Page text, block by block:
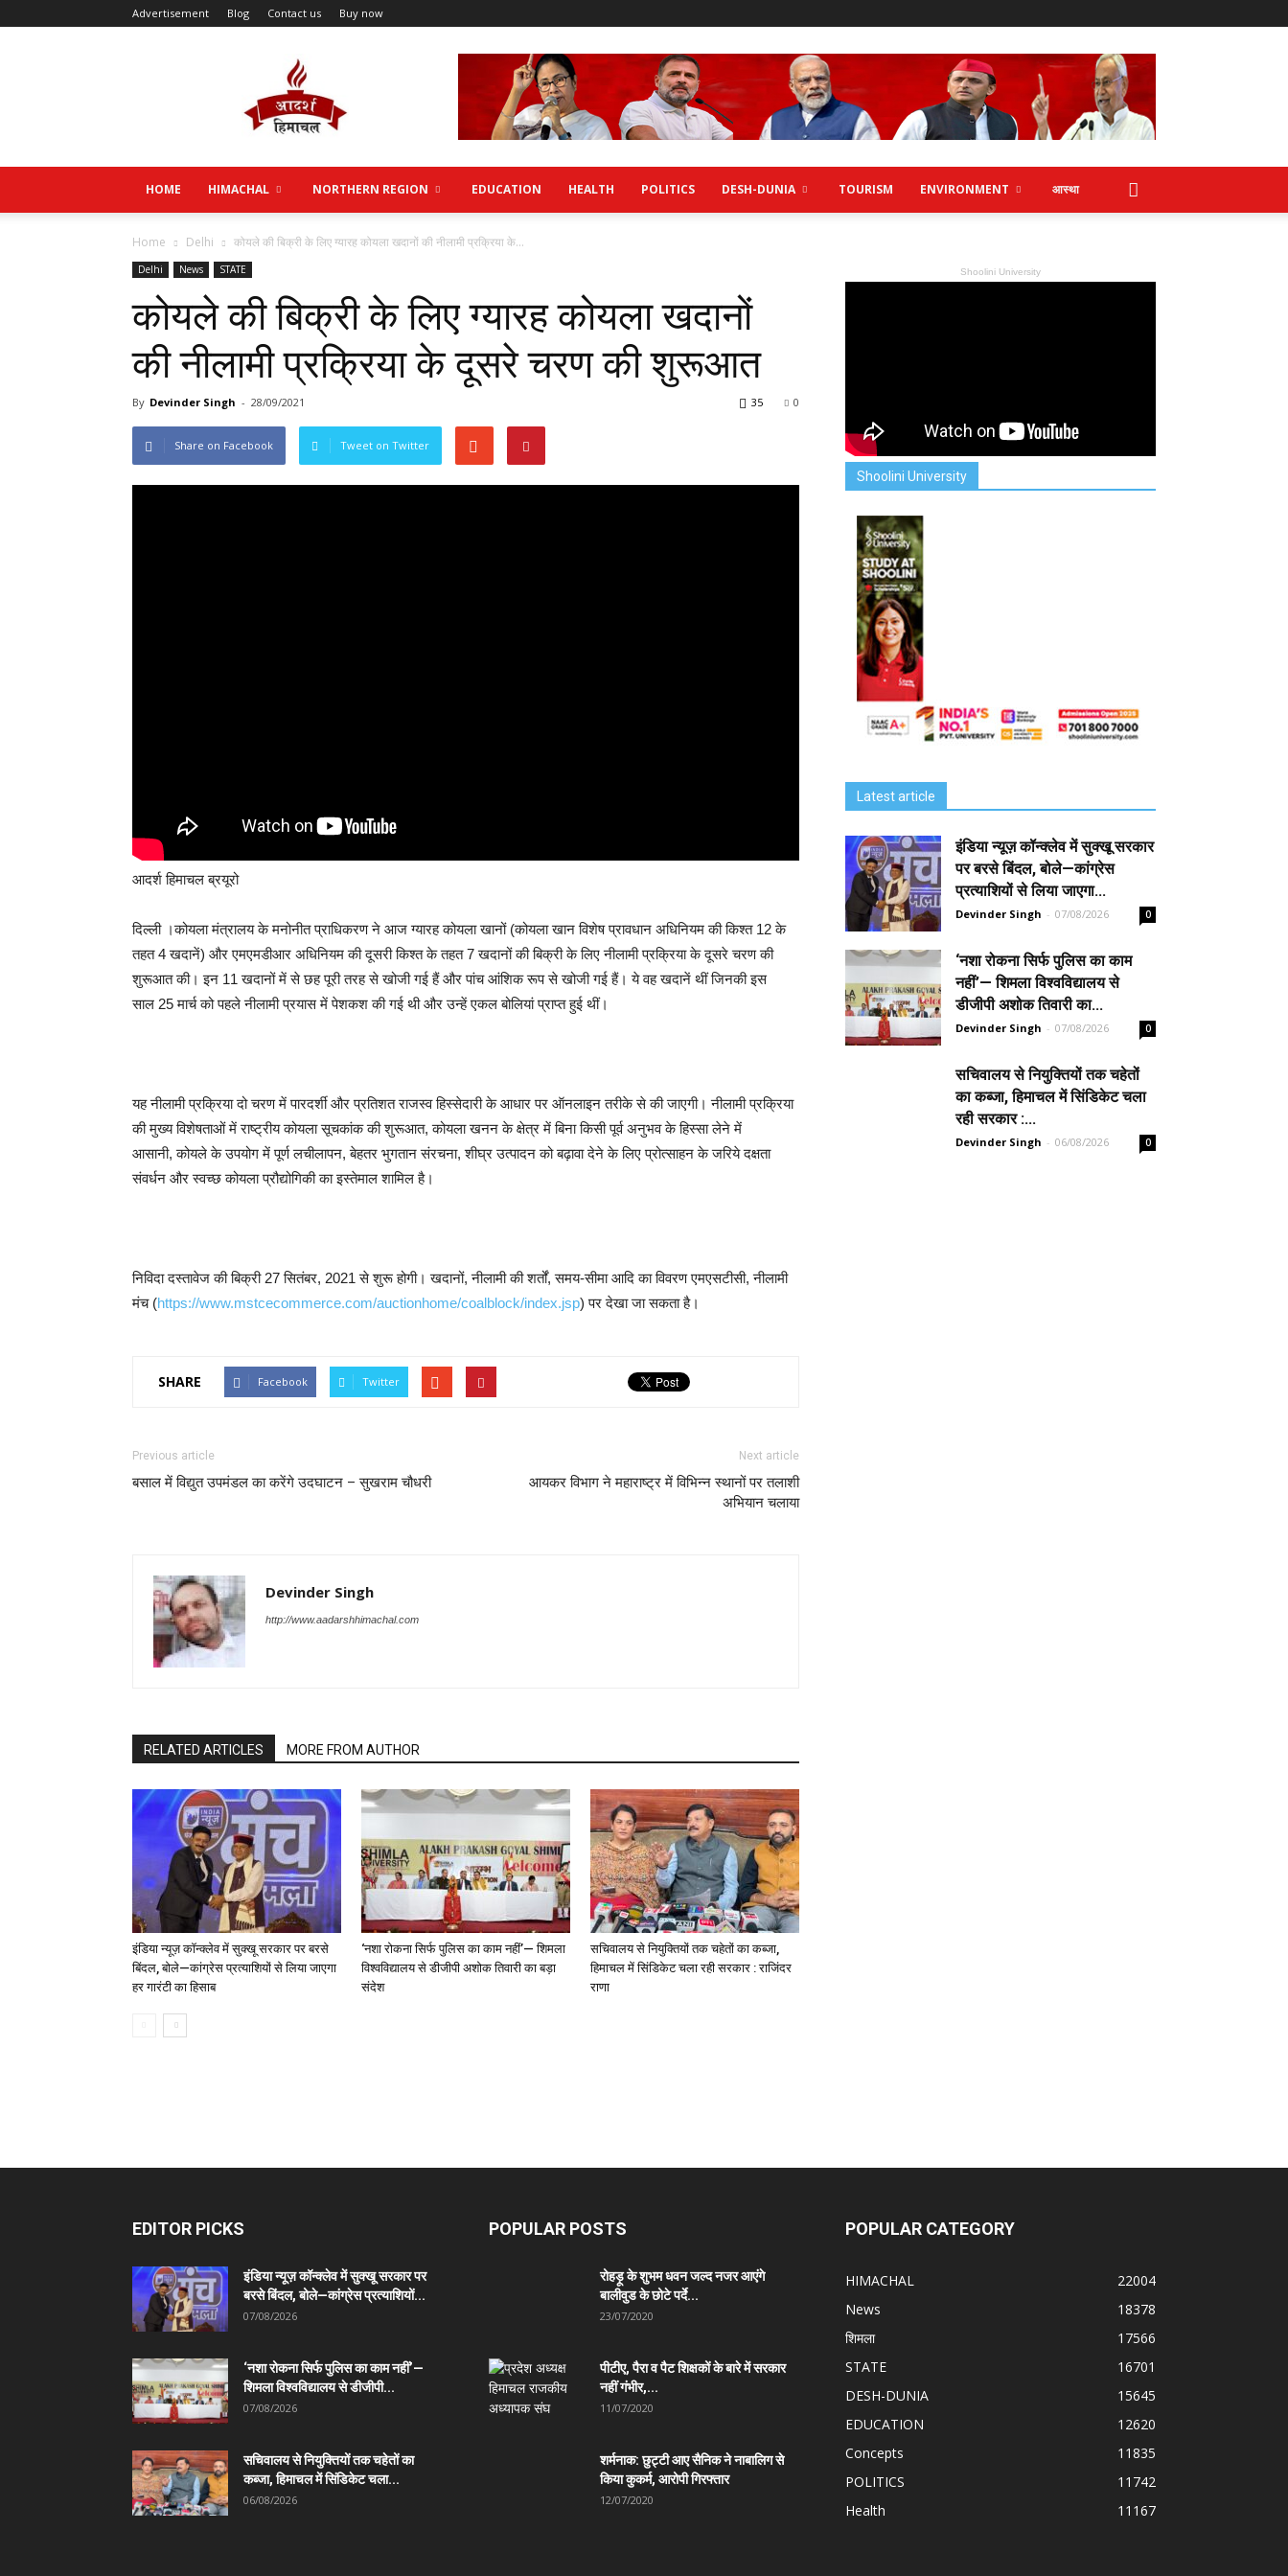
Advertisement Blog Contact us Buy now
HOME HIMACHAL NORTHERN REGION EDUCATION HEALTH POLITICS DESH-DUNIA TOURISM ENVIRONMENT आस्था
Home Delhi कोयले की बिक्री के लिए ग्यारह कोयला खदानों की नीलामी प्रक्रिया के...
Delhi News STATE
कोयले की बिक्री के लिए ग्यारह कोयला खदानों
की नीलामी प्रक्रिया के दूसरे चरण की शुरूआत
By Devinder Singh - 28/09/2021 0
35
Share on Facebook Tweet on Twitter
आदर्श हिमाचल ब्रयूरो
दिल्ली ।कोयला मंत्रालय के मनोनीत प्राधिकरण ने आज ग्‍यारह कोयला खानों (कोयला खान विशेष प्रावधान अधिनियम की किश्त 12 के
तहत 4 खदानें) और एमएमडीआर अधिनियम की दूसरी किश्त के तहत 7 खदानों की बिक्री के लिए नीलामी प्रक्रिया के दूसरे चरण की
शुरूआत की। इन 11 खदानों में से छह पूरी तरह से खोजी गई हैं और पांच आंशिक रूप से खोजी गई हैं। ये वह खदानें थीं जिनकी इस
साल 25 मार्च को पहले नीलामी प्रयास में पेशकश की गई थी और उन्हें एकल बोलियां प्राप्‍त हुई थीं।
यह नीलामी प्रक्रिया दो चरण में पारदर्शी और प्रतिशत राजस्‍व हिस्‍सेदारी के आधार पर ऑनलाइन तरीके से की जाएगी। नीलामी प्रक्रिया
की मुख्‍य विशेषताओं में राष्ट्रीय कोयला सूचकांक की शुरूआत, कोयला खनन के क्षेत्र में बिना किसी पूर्व अनुभव के हिस्‍सा लेने में
आसानी, कोयले के उपयोग में पूर्ण लचीलापन, बेहतर भुगतान संरचना, शीघ्र उत्पादन को बढ़ावा देने के लिए प्रोत्साहन के जरिये दक्षता
संवर्धन और स्वच्छ कोयला प्रौद्योगिकी का इस्‍तेमाल शामिल है।
निविदा दस्तावेज की बिक्री 27 सितंबर, 2021 से शुरू होगी। खदानों, नीलामी की शर्तों, समय-सीमा आदि का विवरण एमएसटीसी, नीलामी
मंच (https://www.mstcecommerce.com/auctionhome/coalblock/index.jsp) पर देखा जा सकता है।
SHARE Facebook Twitter
Previous article
बसाल में विद्युत उपमंडल का करेंगे उदघाटन – सुखराम चौधरी
Next article
आयकर विभाग ने महाराष्ट्र में विभिन्‍न स्‍थानों पर तलाशी
अभियान चलाया
Devinder Singh
http://www.aadarshhimachal.com
RELATED ARTICLES MORE FROM AUTHOR
इंडिया न्यूज़ कॉन्क्लेव में सुक्खू सरकार पर बरसे
बिंदल, बोले—कांग्रेस प्रत्याशियों से लिया जाएगा
हर गारंटी का हिसाब
‘नशा रोकना सिर्फ पुलिस का काम नहीं’— शिमला
विश्वविद्यालय से डीजीपी अशोक तिवारी का बड़ा
संदेश
सचिवालय से नियुक्तियों तक चहेतों का कब्जा,
हिमाचल में सिंडिकेट चला रही सरकार : राजिंदर
राणा
Shoolini University
Shoolini University
Latest article
इंडिया न्यूज़ कॉन्क्लेव में सुक्खू सरकार
पर बरसे बिंदल, बोले—कांग्रेस
प्रत्याशियों से लिया जाएगा...
Devinder Singh - 07/08/2026 0
‘नशा रोकना सिर्फ पुलिस का काम
नहीं’— शिमला विश्वविद्यालय से
डीजीपी अशोक तिवारी का...
Devinder Singh - 07/08/2026 0
सचिवालय से नियुक्तियों तक चहेतों
का कब्जा, हिमाचल में सिंडिकेट चला
रही सरकार :...
Devinder Singh - 06/08/2026 0
EDITOR PICKS
इंडिया न्यूज़ कॉन्क्लेव में सुक्खू सरकार पर
बरसे बिंदल, बोले—कांग्रेस प्रत्याशियों...
07/08/2026
‘नशा रोकना सिर्फ पुलिस का काम नहीं’—
शिमला विश्वविद्यालय से डीजीपी...
07/08/2026
सचिवालय से नियुक्तियों तक चहेतों का
कब्जा, हिमाचल में सिंडिकेट चला...
06/08/2026
POPULAR POSTS
रोहड़ू के शुभम धवन जल्द नजर आएंगे
बालीवुड के छोटे पर्दे...
23/07/2020
पीटीए, पैरा व पैट शिक्षकों के बारे में सरकार
नहीं गंभीर,...
11/07/2020
शर्मनाक: छुट्टी आए सैनिक ने नाबालिग से
किया कुकर्म, आरोपी गिरफ्तार
12/07/2020
POPULAR CATEGORY
HIMACHAL
22004
News
18378
शिमला
17566
STATE
16701
DESH-DUNIA
15645
EDUCATION
12620
Concepts
11835
POLITICS
11742
Health
11167